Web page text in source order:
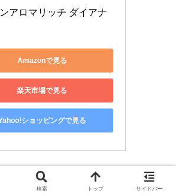
アロマリッチ ダイアナ
Amazonで見る
楽天市場で見る
ショッピングで見る
めの洗剤→
ボールド ジェルボール フ
ボン
検索 トップ サイドバー